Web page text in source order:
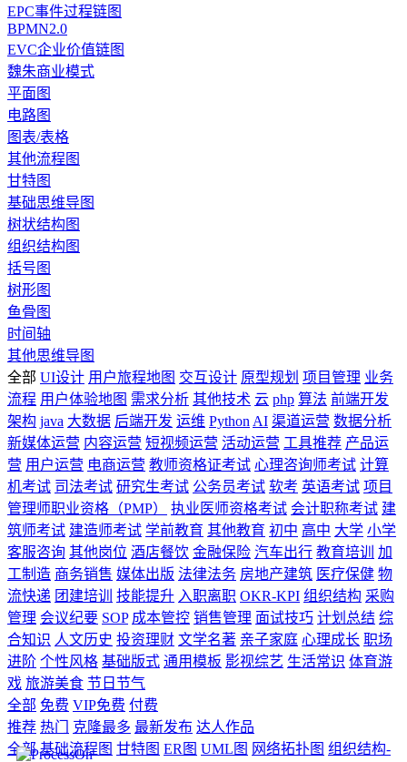
EPC事件过程链图
BPMN2.0
EVC企业价值链图
魏朱商业模式
平面图
电路图
图表/表格
其他流程图
甘特图
基础思维导图
树状结构图
组织结构图
括号图
树形图
鱼骨图
时间轴
其他思维导图
全部 UI设计 用户旅程地图 交互设计 原型规划 项目管理 业务
流程 用户体验地图 需求分析 其他技术 云 php 算法 前端开发
架构 java 大数据 后端开发 运维 Python AI 渠道运营 数据分析
新媒体运营 内容运营 短视频运营 活动运营 工具推荐 产品运
营 用户运营 电商运营 教师资格证考试 心理咨询师考试 计算
机考试 司法考试 研究生考试 公务员考试 软考 英语考试 项目
管理师职业资格（PMP）
执业医师资格考试 会计职称考试 建
筑师考试 建造师考试 学前教育 其他教育 初中 高中 大学 小学
客服咨询 其他岗位 酒店餐饮 金融保险 汽车出行 教育培训
加
工制造 商务销售 媒体出版 法律法务 房地产建筑 医疗保健 物
流快递 团建培训 技能提升 入职离职 OKR-KPI 组织结构 采购
管理 会议纪要 SOP 成本管控 销售管理 面试技巧 计划总结 综
合知识 人文历史 投资理财 文学名著 亲子家庭 心理成长 职场
进阶 个性风格 基础版式 通用模板 影视综艺 生活常识 体育游
戏 旅游美食 节日节气
全部 免费 VIP免费 付费
推荐 热门 克隆最多 最新发布 达人作品
全部 基础流程图 甘特图 ER图 UML图 网络拓扑图 组织结构-